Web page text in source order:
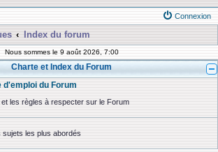
Connexion
Index du forum
Nous sommes le 9 août 2026, 7:00
Charte et Index du Forum
d'emploi du Forum
et les règles à respecter sur le Forum
sujets les plus abordés